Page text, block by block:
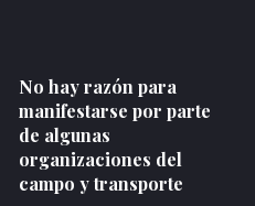
No hay razón para
manifestarse por parte
de algunas
organizaciones del
campo y transporte